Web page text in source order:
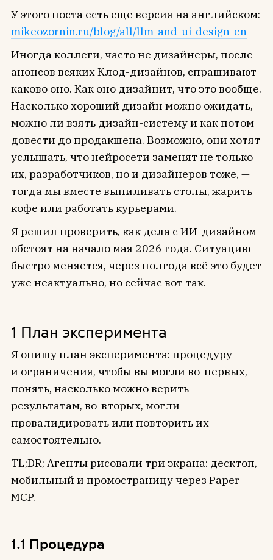
У этого поста есть еще версия на английском:
mikeozornin.ru/blog/all/llm-and-ui-design-en
Иногда коллеги, часто не дизайнеры, после
анонсов всяких Клод-дизайнов, спрашивают
каково оно. Как оно дизайнит, что это вообще.
Насколько хороший дизайн можно ожидать,
можно ли взять дизайн-систему и как потом
довести до продакшена. Возможно, они хотят
услышать, что нейросети заменят не только
их, разработчиков, но и дизайнеров тоже, —
тогда мы вместе выпиливать столы, жарить
кофе или работать курьерами.
Я решил проверить, как дела с ИИ-дизайном
обстоят на начало мая 2026 года. Ситуацию
быстро меняется, через полгода всё это будет
уже неактуально, но сейчас вот так.
1 План эксперимента
Я опишу план эксперимента: процедуру
и ограничения, чтобы вы могли во-первых,
понять, насколько можно верить
результатам, во-вторых, могли
провалидировать или повторить их
самостоятельно.
TL;DR; Агенты рисовали три экрана: десктоп,
мобильный и промостраницу через Paper
MCP.
1.1 Процедура